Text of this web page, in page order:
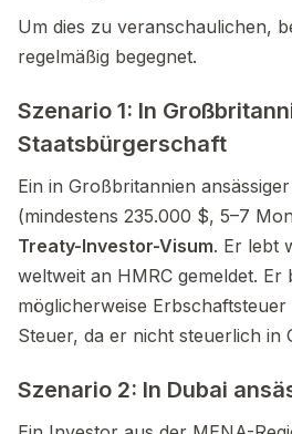
Um dies zu veranschaulichen,
regelmäßig begegnet.
Szenario 1: In
Staatsbürgerschaft
Ein in Großbritannien
(mindestens 235.000 $, 5–7
Treaty-Investor-Visum. Er lebt
weltweit an HMRC gemeldet.
möglicherweise
Steuer, da er nicht steuerlich in
Szenario 2: In Dubai